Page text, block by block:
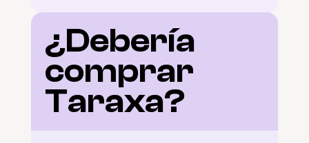
¿Debería
comprar
Taraxa?